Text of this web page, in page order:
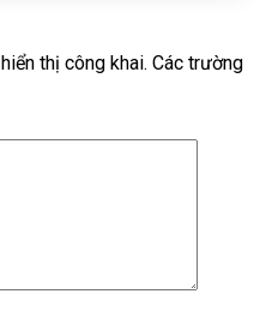
thị công khai. Các trường